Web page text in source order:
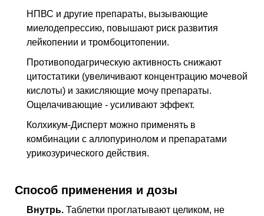
НПВС и другие препараты, вызывающие
миелодепрессию, повышают риск развития
лейкопении и тромбоцитопении.
Противоподагрическую активность снижают
цитостатики (увеличивают концентрацию мочевой
кислоты) и закисляющие мочу препараты.
Ощелачивающие - усиливают эффект.
Колхикум-Дисперт можно применять в
комбинации с аллопуринолом и препаратами
урикозурического действия.
Способ применения и дозы
Внутрь. Таблетки проглатывают целиком, не